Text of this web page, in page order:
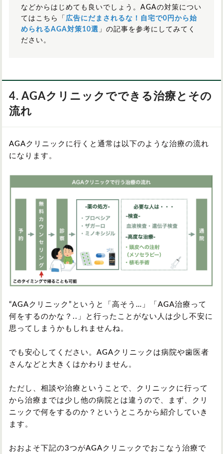
などからはじめても良いでしょう。AGAの対策につい
てはこちら「 広告にだまされるな！自宅で0円から始
められるAGA対策10選 」の記事を参考にしてみてく
ださい。
4. AGAクリニックでできる治療とその
流れ
AGAクリニックに行くと通常は以下のような治療の流れ
になります。
“AGAクリニック”というと「高そう…」「AGA治療って
何をするのかな？..」と行ったことがない人は少し不安に
思ってしまうかもしれませんね。
でも安心してください。AGAクリニックは病院や歯医者
さんなどと大きくはかわりません。
ただし、相談や治療ということで、クリニックに行って
から治療までは少し他の病院とは違うので、まず、クリ
ニックで何をするのか？というところから紹介していき
ます。
おおよそ下記の3つがAGAクリニックでおこなう治療で